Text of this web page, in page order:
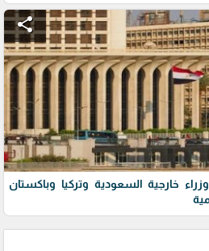
share
خارجية السعودية وتركيا وباكستان